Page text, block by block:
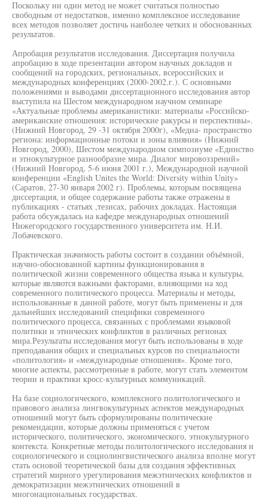
Поскольку ни один метод не может считаться полностью
свободным от недостатков, именно комплексное исследование
всех методов позволяет достичь наиболее четких и обоснованных
результатов.
Апробация результатов исследования. Диссертация получила
апробацию в ходе презентации автором научных докладов и
сообщений на городских, региональных, всероссийских и
международных конференциях (2000-2002.г.). С основными
положениями и выводами диссертационного исследования автор
выступила на Шестом международном научном семинаре
«Актуальные проблемы американистики: материалы «Российско-
американские отношения: исторические ракурсы и перспективы».
(Нижний Новгород, 29 -31 октября 2000г), «Медиа- пространство
региона: информационные потоки и зоны влияния» (Нижний
Новгород, 2000), Шестом международном симпозиуме «Единство
и этнокультурное разнообразие мира. Диалог мировоззрений»
(Нижний Новгород, 5-6 июня 2001 г.), Международной научной
конференции «English Unites the World: Diversity within Unity»
(Саратов, 27-30 января 2002 г). Проблемы, которым посвящена
диссертация, и общее содержание работы также отражены в
публикациях - статьях ,тезисах, рабочих докладах. Настоящая
работа обсуждалась на кафедре международных отношений
Нижегородского государственного университета им. Н.И.
Лобачевского.
Практическая значимость работы состоит в создании объёмной,
научно-обоснованной картины функционирования в
политической жизни современного общества языка и культуры,
которые являются важными факторами, влияющими на ход
современного политического процесса. Материалы и методы,
использованные в данной работе, могут быть применены и для
дальнейших исследований специфики современного
политического процесса, связанных с проблемами языковой
политики и этнических конфликтов в различных регионах
мира.Результаты исследования могут быть использованы в ходе
преподавания общих и специальных курсов по специальности
«политология» и «международные отношения». Кроме того,
многие аспекты, рассмотренные в работе, могут стать элементом
теории и практики кросс-культурных коммуникаций.
На базе социологического, комплексного политологического и
правового анализа лингвокультурных аспектов международных
отношений могут быть сформулированы политические
рекомендации, которые должны применяться с учетом
исторического, политического, экономического, этнокультурного
контекста. Конкретные методы политологического исследования и
социологического и социолингвистического анализа вполне могут
стать основой теоретической базы для создания эффективных
стратегий мирного урегулирования межэтнических конфликтов и
демократизации межэтнических отношений в
многонациональных государствах.